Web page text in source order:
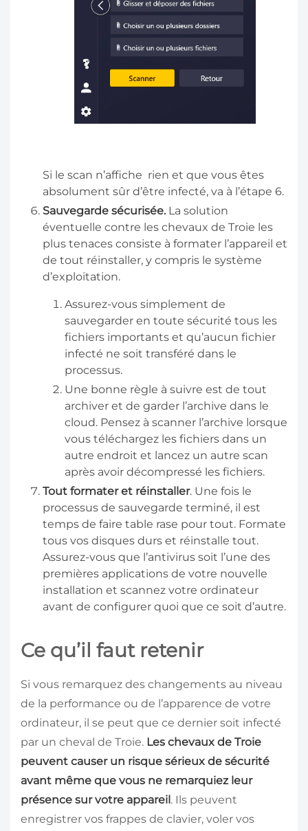
Si le scan n’affiche rien et que vous êtes
absolument sûr d’être infecté, va à l’étape 6.
Sauvegarde sécurisée. La solution
éventuelle contre les chevaux de Troie les
plus tenaces consiste à formater l’appareil et
de tout réinstaller, y compris le système
d’exploitation.
Assurez-vous simplement de
sauvegarder en toute sécurité tous les
fichiers importants et qu’aucun fichier
infecté ne soit transféré dans le
processus.
Une bonne règle à suivre est de tout
archiver et de garder l’archive dans le
cloud. Pensez à scanner l’archive lorsque
vous téléchargez les fichiers dans un
autre endroit et lancez un autre scan
après avoir décompressé les fichiers.
Tout formater et réinstaller. Une fois le
processus de sauvegarde terminé, il est
temps de faire table rase pour tout. Formate
tous vos disques durs et réinstalle tout.
Assurez-vous que l’antivirus soit l’une des
premières applications de votre nouvelle
installation et scannez votre ordinateur
avant de configurer quoi que ce soit d’autre.
Ce qu’il faut retenir
Si vous remarquez des changements au niveau
de la performance ou de l’apparence de votre
ordinateur, il se peut que ce dernier soit infecté
par un cheval de Troie. Les chevaux de Troie
peuvent causer un risque sérieux de sécurité
avant même que vous ne remarquiez leur
présence sur votre appareil . Ils peuvent
enregistrer vos frappes de clavier, voler vos